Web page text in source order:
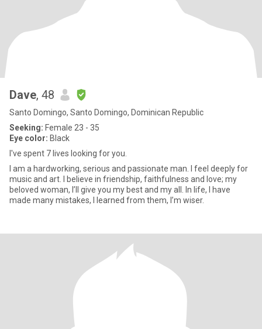
Dave, 48
Santo Domingo, Santo Domingo, Dominican Republic
Seeking: Female 23 - 35
Eye color: Black
I've spent 7 lives looking for you.
I am a hardworking, serious and passionate man. I feel deeply for
music and art. I believe in friendship, faithfulness and love; my
beloved woman, I’ll give you my best and my all. In life, I have
made many mistakes, I learned from them, I’m wiser.